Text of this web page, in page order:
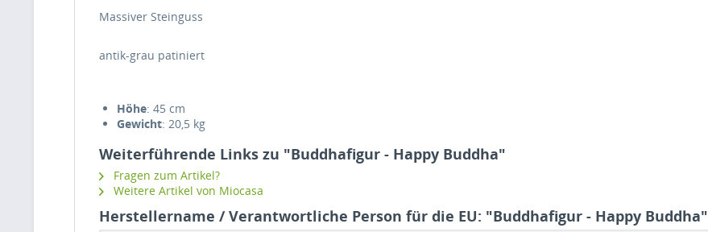
Massiver Steinguss
antik-grau patiniert
Höhe: 45 cm
Gewicht: 20,5 kg
Weiterführende Links zu "Buddhafigur - Happy Buddha"
Fragen zum Artikel?
Weitere Artikel von Miocasa
Herstellername / Verantwortliche Person für die EU: "Buddhafigur - Happy Buddha"